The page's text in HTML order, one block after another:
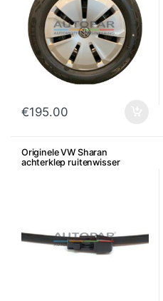
€195.00
Originele VW Sharan
achterklep ruitenwisser